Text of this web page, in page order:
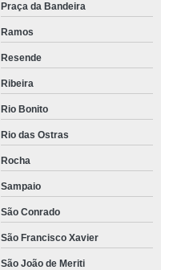
Praça da Bandeira
Ramos
Resende
Ribeira
Rio Bonito
Rio das Ostras
Rocha
Sampaio
São Conrado
São Francisco Xavier
São João de Meriti